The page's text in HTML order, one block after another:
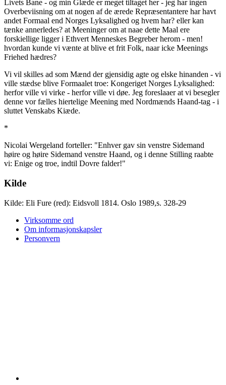
Livets Bane - og min Glæde er meget tiltaget her - jeg har ingen
Overbeviisning om at nogen af de ærede Repræsentantere har havt
andet Formaal end Norges Lyksalighed og hvem har? eller kan
tænke annerledes? at Meeninger om at naae dette Maal ere
forskiellige ligger i Ethvert Menneskes Begreber herom - men!
hvordan kunde vi vænte at blive et frit Folk, naar icke Meenings
Friehed hædres?
Vi vil skilles ad som Mænd der gjensidig agte og elske hinanden - vi
ville stædse blive Formaalet troe: Kongeriget Norges Lyksalighed:
herfor ville vi virke - herfor ville vi døe. Jeg foreslaaer at vi besegler
denne vor fælles hiertelige Meening med Nordmænds Haand-tag - i
sluttet Venskabs Kiæde.
*
Nicolai Wergeland forteller: "Enhver gav sin venstre Sidemand
høire og høire Sidemand venstre Haand, og i denne Stilling raabte
vi: Enige og troe, indtil Dovre falder!"
Kilde
Kilde: Eli Fure (red): Eidsvoll 1814. Oslo 1989,s. 328-29
Virksomme ord
Om informasjonskapsler
Personvern